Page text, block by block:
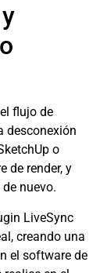
flujo de
desconexión
o
de render, y
nuevo.
LiveSync
creando una
el software de